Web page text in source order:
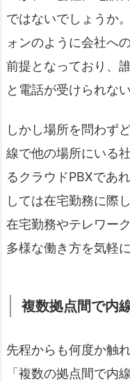
ではないでしょうか
ォンのように会社へ
前提となっており、
と電話が受けられな
しかし場所を問わず
線で他の場所にいる
るクラウドPBXであ
しては在宅勤務に際
在宅勤務やテレワー
多様な働き方を気軽
複数拠点間で内
先程からも何度か触
「複数の拠点間で内